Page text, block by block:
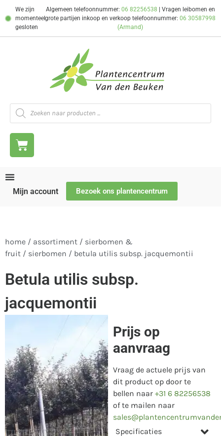
We zijn
momenteel
gesloten
Algemeen telefoonnummer: 06 82256538 | Vragen leibomen en
grote partijen inkoop en verkoop telefoonnummer:06 30587998
(Armand)
Mijn account Bezoek ons plantencentrum
home / assortiment / sierbomen &
fruit / sierbomen / betula utilis subsp. jacquemontii
Betula utilis subsp.
jacquemontii
Prijs op
aanvraag
Vraag de actuele prijs van
dit product op door te
bellen naar +31 6 82256538
of te mailen naar
Specificaties